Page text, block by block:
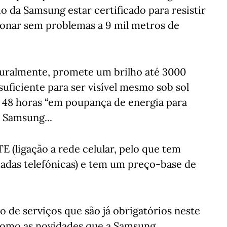
da Samsung estar certificado para resistir
sem problemas a 9 mil metros de
promete um brilho até 3000
para ser visível mesmo sob sol
horas “em poupança de energia para
(ligação a rede celular, pelo que tem
telefónicas) e tem um preço-base de
de serviços que são já obrigatórios neste